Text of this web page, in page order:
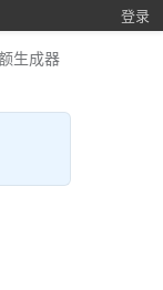
登录
生成器